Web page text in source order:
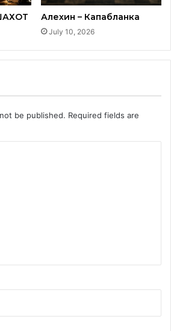
Алехин – Капабланка
July 10, 2026
be published. Required fields are